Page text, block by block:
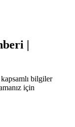
|
bilgiler
için